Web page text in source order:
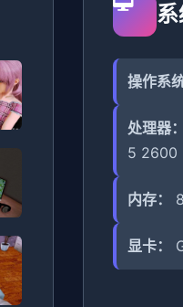
操作系统
处理器：
5 2600
内存：
显卡：